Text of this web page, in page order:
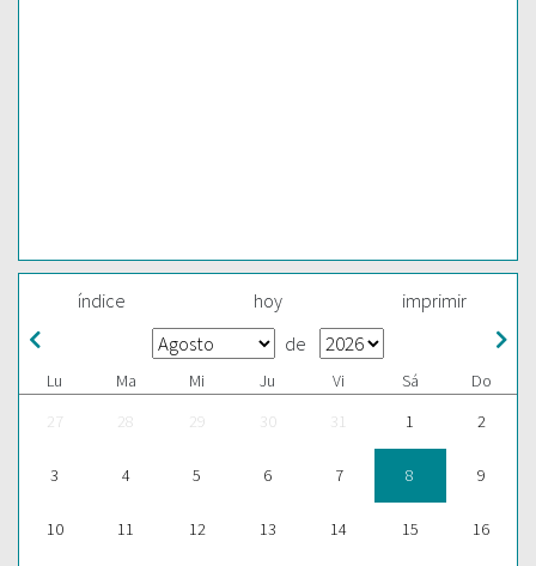
índice hoy imprimir
de
Lu Ma Mi Ju Vi Sá
Do
27
28 29 30 31 1 2
3 4 5 6 7 8 9
10 11 12 13 14 15 16